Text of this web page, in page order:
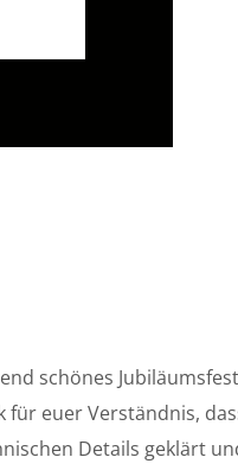
schönes
für euer Verständnis,
Details geklärt